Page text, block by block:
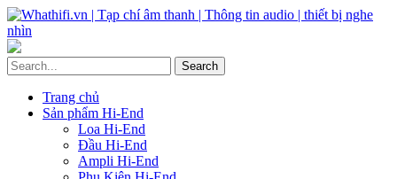
Trang chủ
Sản phẩm Hi-End
Loa Hi-End
Đầu Hi-End
Ampli Hi-End